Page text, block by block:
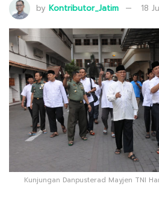
by Kontributor_Jatim 18
Kunjungan Danpusterad Mayjen TNI